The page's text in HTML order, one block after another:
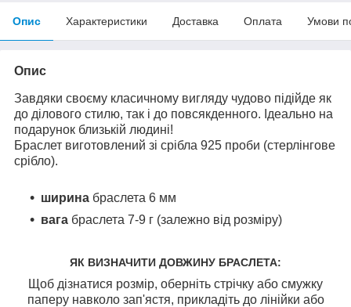
Опис Характеристики Доставка Оплата Умови
Опис
Завдяки своєму класичному вигляду чудово підійде як
до ділового стилю, так і до повсякденного. Ідеально на
подарунок близькій людині!
Браслет виготовлений зі срібла 925 проби (стерлінгове
срібло).
ширина браслета 6 мм
вага браслета 7-9 г (залежно від розміру)
ЯК ВИЗНАЧИТИ ДОВЖИНУ БРАСЛЕТА:
Щоб дізнатися розмір, оберніть стрічку або смужку
паперу навколо зап'ястя, прикладіть до лінійки або